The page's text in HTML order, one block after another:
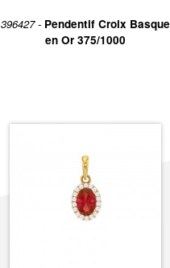
396427 - Pendentif Croix Basque
en Or 375/1000